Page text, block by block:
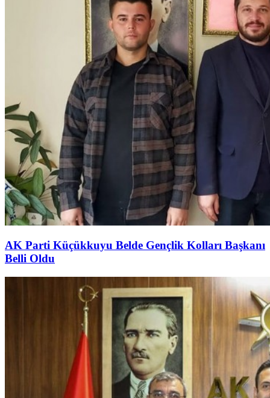
AK Parti Küçükkuyu Belde Gençlik Kolları Başkanı
Belli Oldu